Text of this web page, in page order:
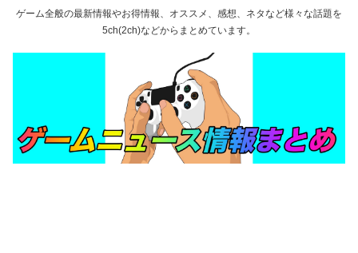
ゲーム全般の最新情報やお得情報、オススメ、感想、ネタなど様々な話題を
5ch(2ch)などからまとめています。